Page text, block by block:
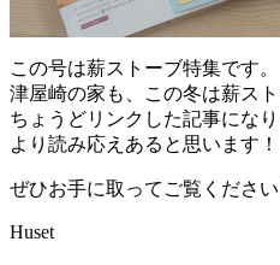
この号は薪ストーブ特集です。
津屋崎の家も、この冬は薪ス
ちょうどリンクした記事になり
より読み応えあると思います！
ぜひお手に取ってご覧ください
Huset